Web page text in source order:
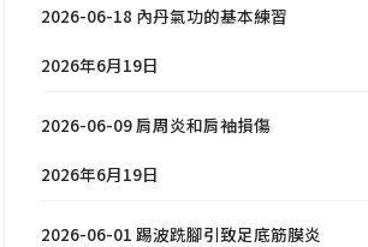
2026-06-18 內丹氣功的基本練習
2026年6月19日
2026-06-09 肩周炎和肩袖損傷
2026年6月19日
2026-06-01 踢波跣腳引致足底筋膜炎